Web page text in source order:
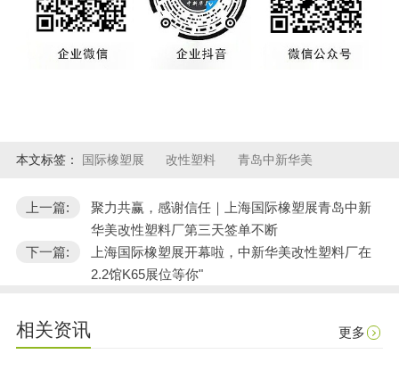
本文标签： 国际橡塑展 改性塑料 青岛中新华美
上一篇:
聚力共赢，感谢信任｜上海国际橡塑展青岛中新
华美改性塑料厂第三天签单不断
下一篇:
上海国际橡塑展开幕啦，中新华美改性塑料厂在
2.2馆K65展位等你"
相关资讯 更多